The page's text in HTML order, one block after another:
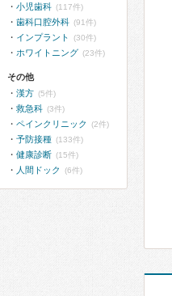
小児歯科 (117件)
歯科口腔外科 (91件)
インプラント (30件)
ホワイトニング (23件)
その他
漢方 (5件)
救急科 (3件)
ペインクリニック (2件)
予防接種 (133件)
健康診断 (15件)
人間ドック (6件)